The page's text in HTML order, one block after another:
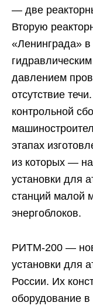
— две
Вторую
«Ленинграда»
давлением
отсутствие
контрольной
этапах
из которых —
установки для
станций малой
энергоблоков.
РИТМ-200 —
установки для
России. Их
оборудование в